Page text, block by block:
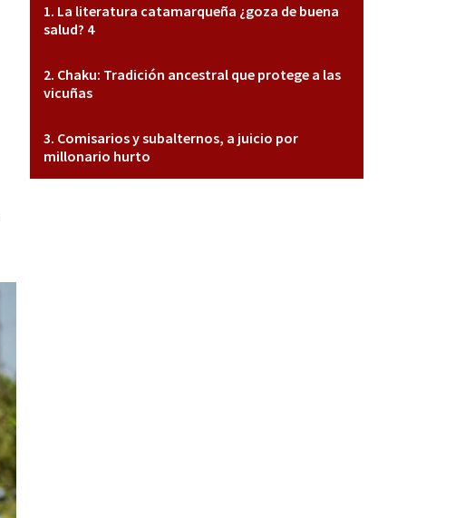
La literatura catamarqueña ¿goza de buena
salud? 4
Chaku: Tradición ancestral que protege a las
vicuñas
Comisarios y subalternos, a juicio por
millonario hurto